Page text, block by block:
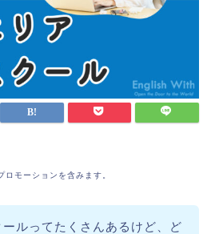
モーションを含みます。
ルってたくさんあるけど、ど